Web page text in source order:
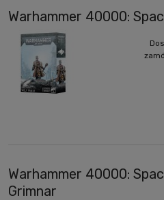
Warhammer 40000:
Warhammer 40000:
Grimnar